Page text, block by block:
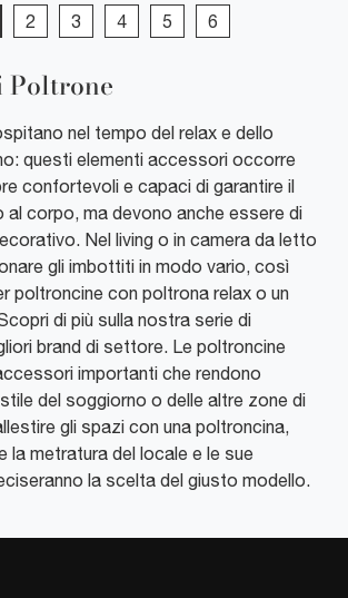
2 3 4 5 6
Poltrone
nel tempo del relax e dello
questi elementi accessori occorre
confortevoli e capaci di garantire il
corpo, ma devono anche essere di
Nel living o in camera da letto
gli imbottiti in modo vario, così
poltroncine con poltrona relax o un
di più sulla nostra serie di
brand di settore. Le poltroncine
importanti che rendono
del soggiorno o delle altre zone di
gli spazi con una poltroncina,
la metratura del locale e le sue
la scelta del giusto modello.